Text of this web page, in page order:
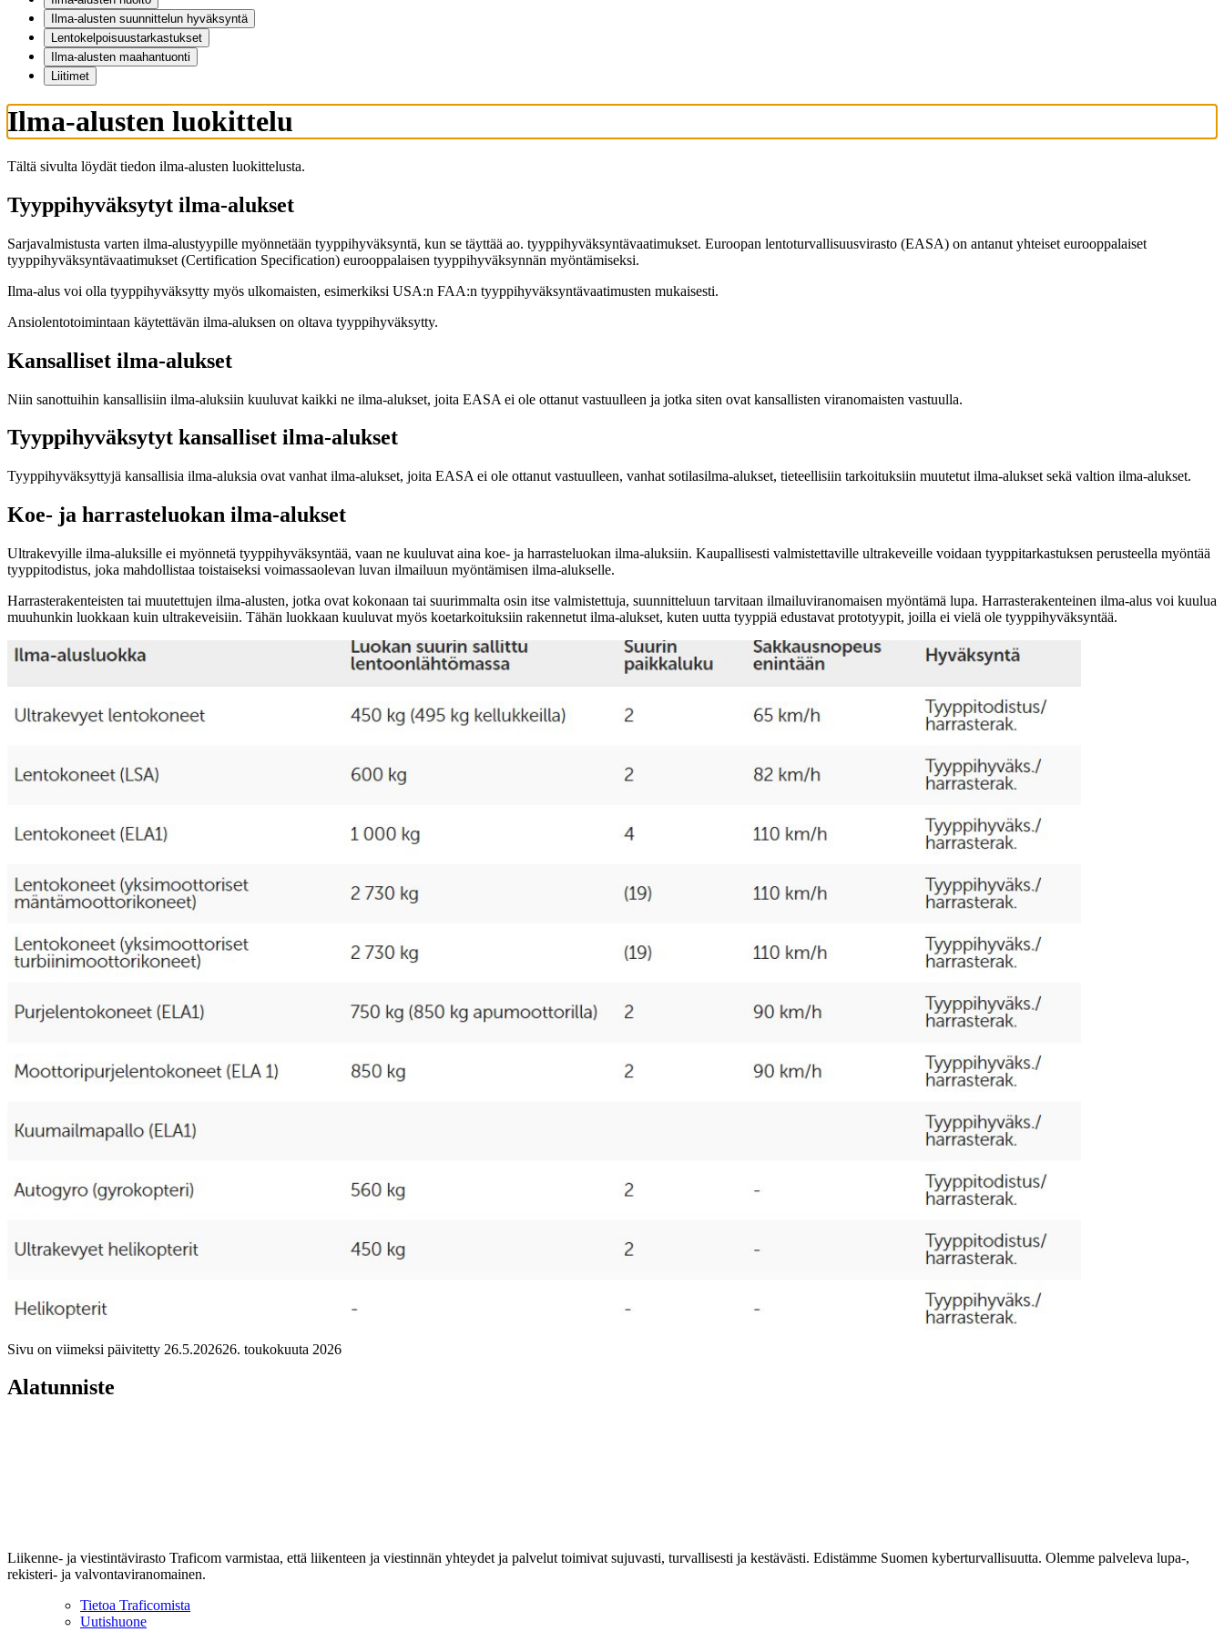
Ilma-alusten suunnittelun hyväksyntä
Lentokelpoisuustarkastukset
Ilma-alusten maahantuonti
Liitimet
Ilma-alusten luokittelu
Tältä sivulta löydät tiedon ilma-alusten luokittelusta.
Tyyppihyväksytyt ilma-alukset
Sarjavalmistusta varten ilma-alustyypille myönnetään tyyppihyväksyntä, kun se täyttää ao. tyyppihyväksyntävaatimukset. Euroopan lentoturvallisuusvirasto (EASA) on antanut yhteiset eurooppalaiset
tyyppihyväksyntävaatimukset (Certification Specification) eurooppalaisen tyyppihyväksynnän myöntämiseksi.
Ilma-alus voi olla tyyppihyväksytty myös ulkomaisten, esimerkiksi USA:n FAA:n tyyppihyväksyntävaatimusten mukaisesti.
Ansiolentotoimintaan käytettävän ilma-aluksen on oltava tyyppihyväksytty.
Kansalliset ilma-alukset
Niin sanottuihin kansallisiin ilma-aluksiin kuuluvat kaikki ne ilma-alukset, joita EASA ei ole ottanut vastuulleen ja jotka siten ovat kansallisten viranomaisten vastuulla.
Tyyppihyväksytyt kansalliset ilma-alukset
Tyyppihyväksyttyjä kansallisia ilma-aluksia ovat vanhat ilma-alukset, joita EASA ei ole ottanut vastuulleen, vanhat sotilasilma-alukset, tieteellisiin tarkoituksiin muutetut ilma-alukset sekä valtion ilma-alukset.
Koe- ja harrasteluokan ilma-alukset
Ultrakevyille ilma-aluksille ei myönnetä tyyppihyväksyntää, vaan ne kuuluvat aina koe- ja harrasteluokan ilma-aluksiin. Kaupallisesti valmistettaville ultrakeveille voidaan tyyppitarkastuksen perusteella myöntää
tyyppitodistus, joka mahdollistaa toistaiseksi voimassaolevan luvan ilmailuun myöntämisen ilma-alukselle.
Harrasterakenteisten tai muutettujen ilma-alusten, jotka ovat kokonaan tai suurimmalta osin itse valmistettuja, suunnitteluun tarvitaan ilmailuviranomaisen myöntämä lupa. Harrasterakenteinen ilma-alus voi kuulua
muuhunkin luokkaan kuin ultrakeveisiin. Tähän luokkaan kuuluvat myös koetarkoituksiin rakennetut ilma-alukset, kuten uutta tyyppiä edustavat prototyypit, joilla ei vielä ole tyyppihyväksyntää.
Sivu on viimeksi päivitetty 26.5.202626. toukokuuta 2026
Alatunniste
Liikenne- ja viestintävirasto Traficom varmistaa, että liikenteen ja viestinnän yhteydet ja palvelut toimivat sujuvasti, turvallisesti ja kestävästi. Edistämme Suomen kyberturvallisuutta. Olemme palveleva lupa-,
rekisteri- ja valvontaviranomainen.
Tietoa Traficomista
Uutishuone